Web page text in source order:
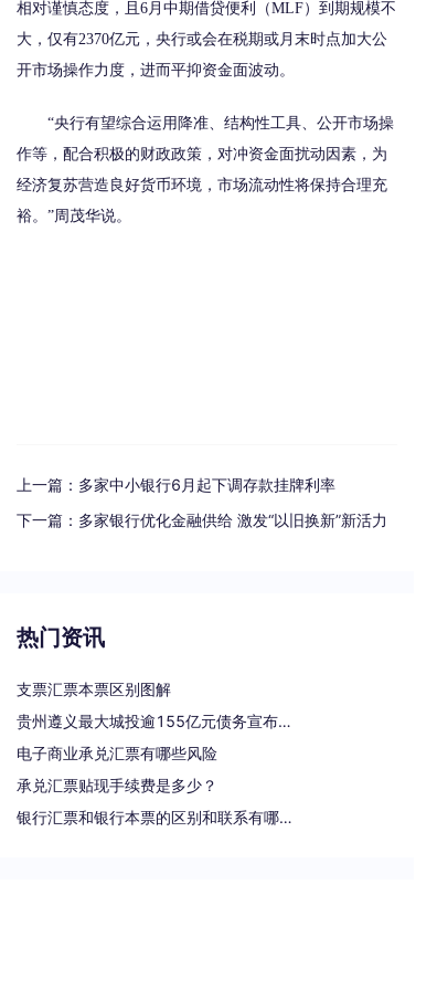
相对谨慎态度，且6月中期借贷便利（MLF）到期规模不
大，仅有2370亿元，央行或会在税期或月末时点加大公
开市场操作力度，进而平抑资金面波动。
“央行有望综合运用降准、结构性工具、公开市场操
作等，配合积极的财政政策，对冲资金面扰动因素，为
经济复苏营造良好货币环境，市场流动性将保持合理充
裕。”周茂华说。
上一篇： 多家中小银行6月起下调存款挂牌利率
下一篇： 多家银行优化金融供给 激发“以旧换新”新活力
热门资讯
支票汇票本票区别图解
贵州遵义最大城投逾155亿元债务宣布重组
电子商业承兑汇票有哪些风险
承兑汇票贴现手续费是多少？
银行汇票和银行本票的区别和联系有哪些（一文读懂支票、本票和汇票的区别）